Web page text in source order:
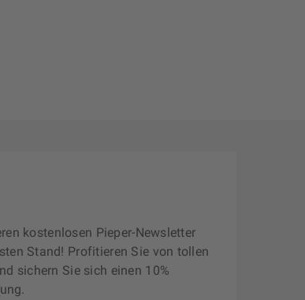
kostenlosen Pieper-Newsletter
Stand! Profitieren Sie von tollen
sichern Sie sich einen 10%